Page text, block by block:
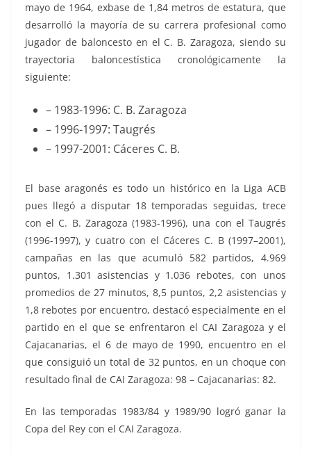
mayo de 1964, exbase de 1,84 metros de estatura, que
desarrolló la mayoría de su carrera profesional como
jugador de baloncesto en el C. B. Zaragoza, siendo su
trayectoria baloncestística cronológicamente la
siguiente:
– 1983-1996: C. B. Zaragoza
– 1996-1997: Taugrés
– 1997-2001: Cáceres C. B.
El base aragonés es todo un histórico en la Liga ACB
pues llegó a disputar 18 temporadas seguidas, trece
con el C. B. Zaragoza (1983-1996), una con el Taugrés
(1996-1997), y cuatro con el Cáceres C. B (1997–2001),
campañas en las que acumuló 582 partidos, 4.969
puntos, 1.301 asistencias y 1.036 rebotes, con unos
promedios de 27 minutos, 8,5 puntos, 2,2 asistencias y
1,8 rebotes por encuentro, destacó especialmente en el
partido en el que se enfrentaron el CAI Zaragoza y el
Cajacanarias, el 6 de mayo de 1990, encuentro en el
que consiguió un total de 32 puntos, en un choque con
resultado final de CAI Zaragoza: 98 – Cajacanarias: 82.
En las temporadas 1983/84 y 1989/90 logró ganar la
Copa del Rey con el CAI Zaragoza.